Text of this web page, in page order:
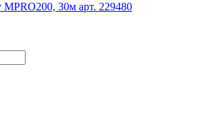
30м арт. 229480